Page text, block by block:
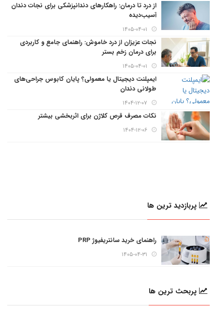
از درد تا درمان: راهکارهای دندانپزشکی برای نجات دندان
آسیب‌دیده
۱۴۰۵-۰۴-۰۱
نجات عزیزان از درد خاموش: راهنمای جامع و کاربردی
برای درمان زخم بستر
۱۴۰۵-۰۴-۰۱
ایمپلنت دیجیتال یا معمولی؟ پایان کابوس جراحی‌های
طولانی دندان
۱۴۰۴-۱۲-۰۷
نکات مصرف قرص کلاژن برای اثربخشی بیشتر
۱۴۰۴-۱۲-۰۶
پربازدید ترین ها
راهنمای خرید سانتریفیوژ PRP
۱۴۰۵-۰۴-۳۱
پربحث ترین ها